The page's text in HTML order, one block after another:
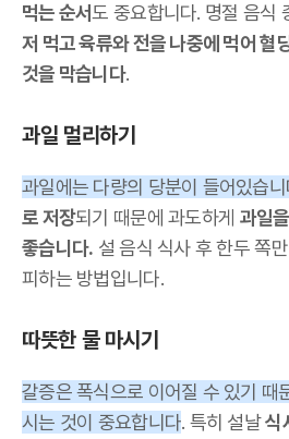
먹는 순서도 중요합니다. 명절 음식
저 먹고 육류와 전을 나중에 먹어 혈
것을 막습니다.
과일 멀리하기
과일에는 다량의 당분이 들어있습
로 저장되기 때문에 과도하게 과일
좋습니다. 설 음식 식사 후 한두 쪽
피하는 방법입니다.
따뜻한 물 마시기
갈증은 폭식으로 이어질 수 있기 때
시는 것이 중요합니다. 특히 설날식